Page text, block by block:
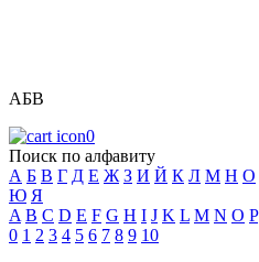
АБВ
0
Поиск по алфавиту
А Б В Г Д Е Ж З И Й К Л М Н О
Ю Я
A B C D E F G H I J K L M N O P
0 1 2 3 4 5 6 7 8 9 10